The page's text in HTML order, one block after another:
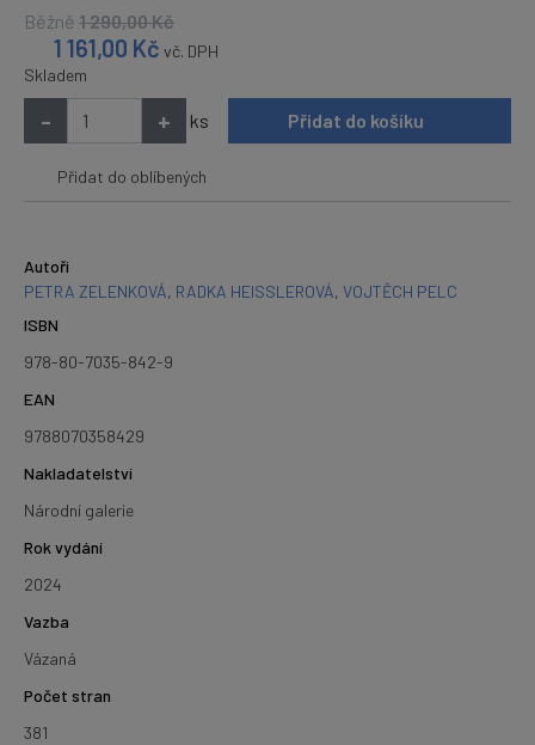
Běžně 1 290,00Kč
1 161,00 Kč vč. DPH
Skladem
- + ks Přidat do košíku
Přidat do oblíbených
Autoři
PETRA ZELENKOVÁ, RADKA HEISSLEROVÁ, VOJTĚCH PELC
ISBN
978-80-7035-842-9
EAN
9788070358429
Nakladatelství
Národní galerie
Rok vydání
2024
Vazba
Vázaná
Počet stran
381